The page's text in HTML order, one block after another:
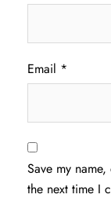
Email *
Save my
the next time I